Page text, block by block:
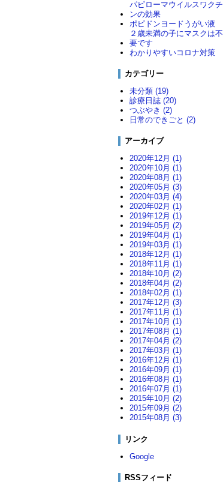
パピローマウイルスワクチ
ンの効果
ポピドンヨードうがい液
２歳未満の子にマスクは不
要です
わかりやすいコロナ対策
カテゴリー
未分類 (19)
診療日誌 (20)
つぶやき (2)
日常のできごと (2)
アーカイブ
2020年12月 (1)
2020年10月 (1)
2020年08月 (1)
2020年05月 (3)
2020年03月 (4)
2020年02月 (1)
2019年12月 (1)
2019年05月 (2)
2019年04月 (1)
2019年03月 (1)
2018年12月 (1)
2018年11月 (1)
2018年10月 (2)
2018年04月 (2)
2018年02月 (1)
2017年12月 (3)
2017年11月 (1)
2017年10月 (1)
2017年08月 (1)
2017年04月 (2)
2017年03月 (1)
2016年12月 (1)
2016年09月 (1)
2016年08月 (1)
2016年07月 (1)
2015年10月 (2)
2015年09月 (2)
2015年08月 (3)
リンク
Google
RSSフィード